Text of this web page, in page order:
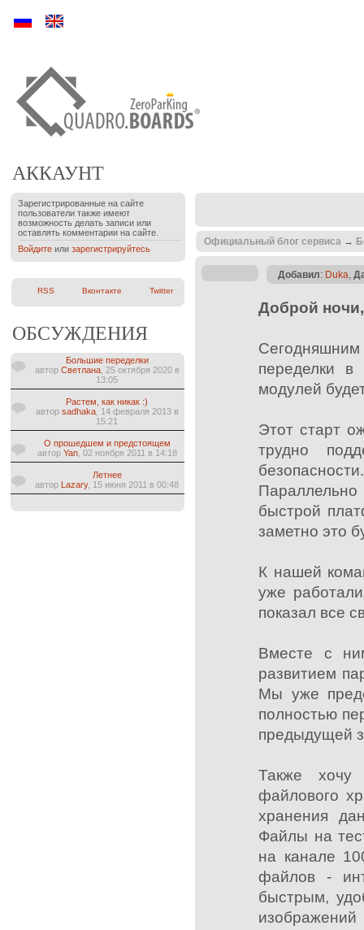
Ру En
АККАУНТ
Зарегистрированные на сайте
пользователи также имеют
возможность делать записи или
оставлять комментарии на сайте.
Войдите илизарегистрируйтесь
RSS Вконтакте Twitter
ОБСУЖДЕНИЯ
Большие переделки
автор Светлана, 25 октября 2020 в
13:05
Растем, как никак :)
автор sadhaka, 14 февраля 2013 в
15:21
О прошедшем и предстоящем
автор Yan, 02 ноября 2011 в 14:18
Летнее
автор Lazary, 15 июня 2011 в 00:48
Официальный блог сервиса →
Добавил: Duka,
Доброй
переделки
модулей
Этот старт
трудно
быстрой
заметно это
К нашей
уже
показал все
Вместе с
развитием
Мы уже
полностью
предыдущей
Также хочу
файлового
хранения
Файлы на
на канале
файлов -
быстрым,